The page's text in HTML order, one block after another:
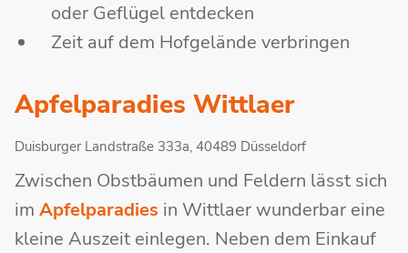
oder Geflügel entdecken
Zeit auf dem Hofgelände verbringen
Apfelparadies Wittlaer
Duisburger Landstraße 333a, 40489 Düsseldorf
Zwischen Obstbäumen und Feldern lässt sich
im Apfelparadies in Wittlaer wunderbar eine
kleine Auszeit einlegen. Neben dem Einkauf